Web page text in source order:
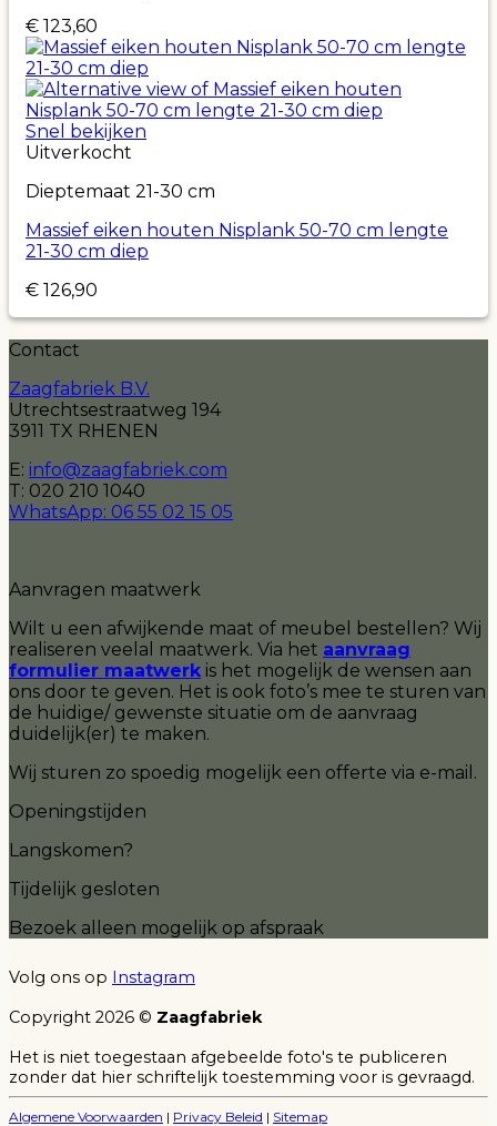
€ 123,60
Snel bekijken
Uitverkocht
Dieptemaat 21-30 cm
Massief eiken houten Nisplank 50-70 cm lengte
21-30 cm diep
€ 126,90
Contact
Zaagfabriek B.V.
Utrechtsestraatweg 194
3911 TX RHENEN
E: info@zaagfabriek.com
T: 020 210 1040
WhatsApp: 06 55 02 15 05
Aanvragen maatwerk
Wilt u een afwijkende maat of meubel bestellen? Wij
realiseren veelal maatwerk. Via het aanvraag
formulier maatwerk is het mogelijk de wensen aan
ons door te geven. Het is ook foto’s mee te sturen van
de huidige/ gewenste situatie om de aanvraag
duidelijk(er) te maken.
Wij sturen zo spoedig mogelijk een offerte via e-mail.
Openingstijden
Langskomen?
Tijdelijk gesloten
Bezoek alleen mogelijk op afspraak
Volg ons op
Instagram
Copyright 2026 © Zaagfabriek
Het is niet toegestaan afgebeelde foto's te publiceren
zonder dat hier schriftelijk toestemming voor is gevraagd.
Algemene Voorwaarden | Privacy Beleid | Sitemap